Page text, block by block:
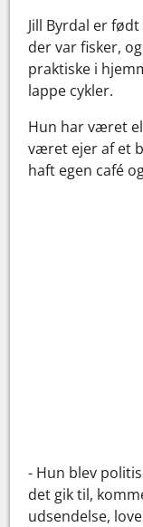
Jill Byrdal er
der var fisker,
praktiske i
lappe cykler.
Hun har været
været ejer af et
haft egen café
- Hun blev
det gik til,
udsendelse,